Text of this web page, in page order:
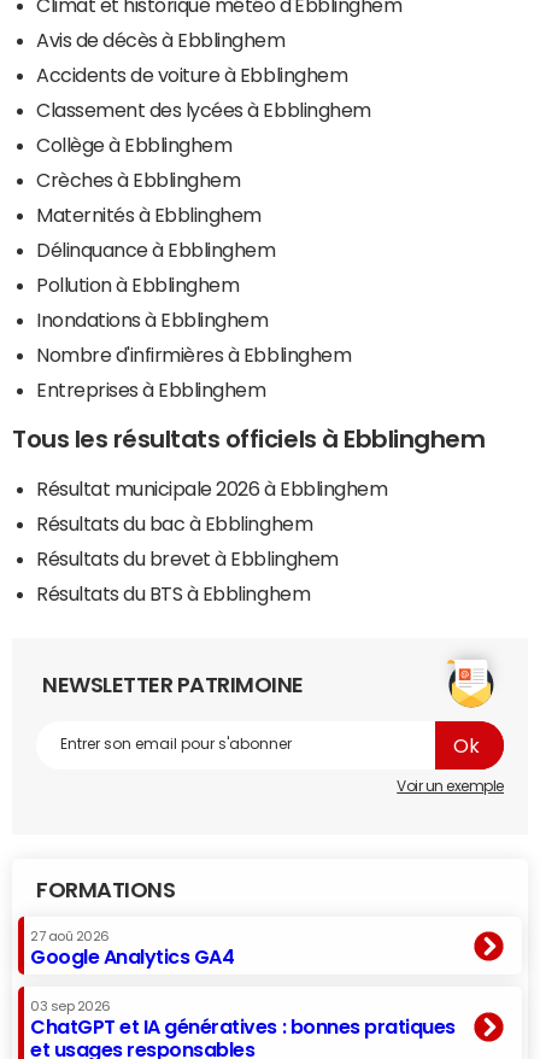
Climat et historique météo d'Ebblinghem
Avis de décès à Ebblinghem
Accidents de voiture à Ebblinghem
Classement des lycées à Ebblinghem
Collège à Ebblinghem
Crèches à Ebblinghem
Maternités à Ebblinghem
Délinquance à Ebblinghem
Pollution à Ebblinghem
Inondations à Ebblinghem
Nombre d'infirmières à Ebblinghem
Entreprises à Ebblinghem
Tous les résultats officiels à Ebblinghem
Résultat municipale 2026 à Ebblinghem
Résultats du bac à Ebblinghem
Résultats du brevet à Ebblinghem
Résultats du BTS à Ebblinghem
NEWSLETTER PATRIMOINE
Voir un exemple
FORMATIONS
27 aoû 2026
Google Analytics GA4
03 sep 2026
ChatGPT et IA génératives : bonnes pratiques
et usages responsables